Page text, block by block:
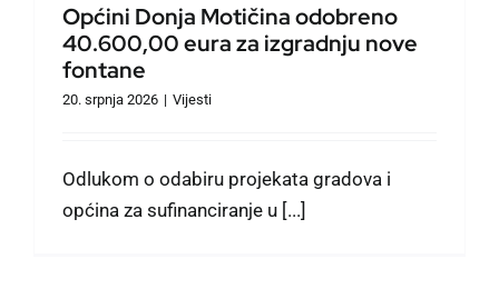
Općini Donja Motičina odobreno
40.600,00 eura za izgradnju nove
fontane
20. srpnja 2026 | Vijesti
Odlukom o odabiru projekata gradova i
općina za sufinanciranje u [...]